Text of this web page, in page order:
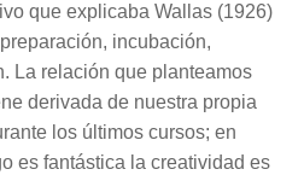
que explicaba Wallas (1926)
incubación,
La relación que planteamos
derivada de nuestra propia
los últimos cursos; en
es fantástica la creatividad es